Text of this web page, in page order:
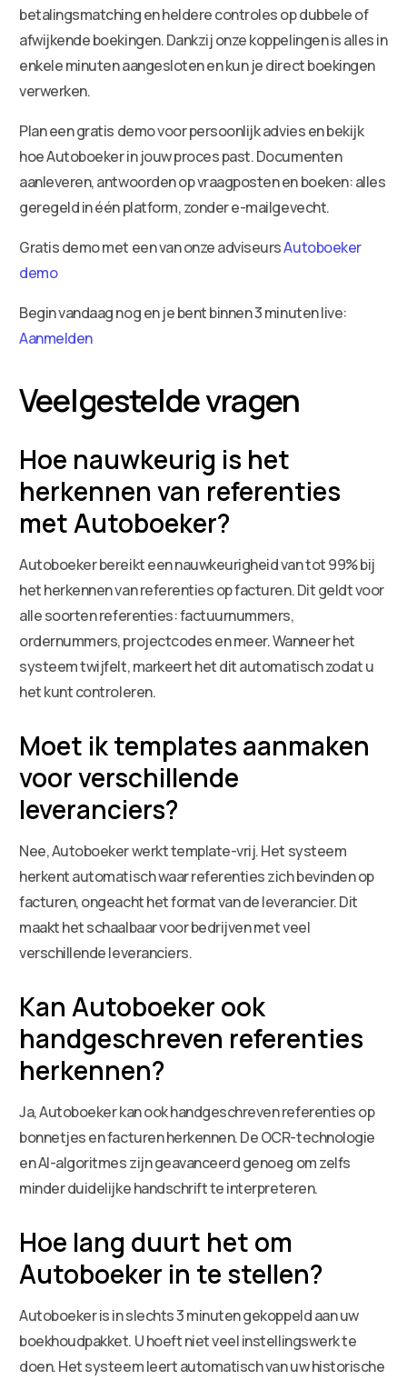
betalingsmatching en heldere controles op dubbele of
afwijkende boekingen. Dankzij onze koppelingen is alles in
enkele minuten aangesloten en kun je direct boekingen
verwerken.
Plan een gratis demo voor persoonlijk advies en bekijk
hoe Autoboeker in jouw proces past. Documenten
aanleveren, antwoorden op vraagposten en boeken: alles
geregeld in één platform, zonder e-mailgevecht.
Gratis demo met een van onze adviseursAutoboeker
demo
Begin vandaag nog en je bent binnen 3 minuten live:
Aanmelden
Veelgestelde vragen
Hoe nauwkeurig is het
herkennen van referenties
met Autoboeker?
Autoboeker bereikt een nauwkeurigheid van tot 99% bij
het herkennen van referenties op facturen. Dit geldt voor
alle soorten referenties: factuurnummers,
ordernummers, projectcodes en meer. Wanneer het
systeem twijfelt, markeert het dit automatisch zodat u
het kunt controleren.
Moet ik templates aanmaken
voor verschillende
leveranciers?
Nee, Autoboeker werkt template-vrij. Het systeem
herkent automatisch waar referenties zich bevinden op
facturen, ongeacht het format van de leverancier. Dit
maakt het schaalbaar voor bedrijven met veel
verschillende leveranciers.
Kan Autoboeker ook
handgeschreven referenties
herkennen?
Ja, Autoboeker kan ook handgeschreven referenties op
bonnetjes en facturen herkennen. De OCR-technologie
en AI-algoritmes zijn geavanceerd genoeg om zelfs
minder duidelijke handschrift te interpreteren.
Hoe lang duurt het om
Autoboeker in te stellen?
Autoboeker is in slechts 3 minuten gekoppeld aan uw
boekhoudpakket. U hoeft niet veel instellingswerk te
doen. Het systeem leert automatisch van uw historische